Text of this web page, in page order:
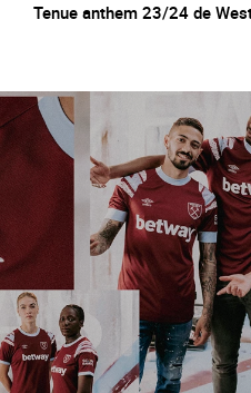
Tenue anthem 23/24 de